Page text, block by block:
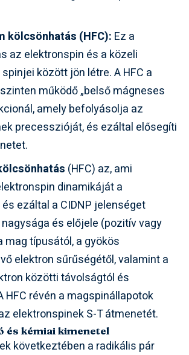
kölcsönhatás (HFC): Ez a
az elektronspin és a közeli
között jön létre. A HFC a
működő „belső mágneses
amely befolyásolja az
precesszióját, és ezáltal elősegíti
(HFC) az, ami
dinamikáját a
ezáltal a CIDNP jelenséget
nagysága és előjele (pozitív vagy
mag típusától, a gyökös
elektron sűrűségétől, valamint a
közötti távolságtól és
HFC révén a magspinállapotok
elektronspinek S-T átmenetét.
és kémiai kimenetel
következtében a radikális pár